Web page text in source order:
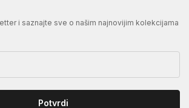
i saznajte sve o našim najnovijim kolekcijama
Potvrdi